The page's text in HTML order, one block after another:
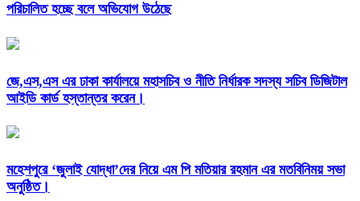
পরিচালিত হচ্ছে বলে অভিযোগ উঠেছে
জে,এস,এস এর ঢাকা কার্যালয়ে মহাসচিব ও নীতি নির্ধারক সদস্য সচিব ডিজিটাল
আইডি কার্ড হস্তান্তর করেন।
মহেশপুরে ‘জুলাই যোদ্ধা’দের নিয়ে এম পি মতিয়ার রহমান এর মতবিনিময় সভা
অনুষ্ঠিত।